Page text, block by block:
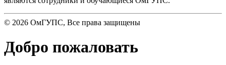
© 2026 ОмГУПС, Все права защищены
Добро пожаловать